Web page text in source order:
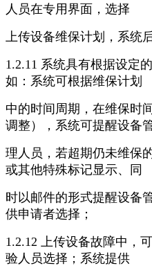
人员在专用界面，选择
上传设备维保计划，系统
1.2.11 系统具有根据设定
如：系统可根据维保计划
中的时间周期，在维保时
调整），系统可提醒设备
理人员，若超期仍未维保
或其他特殊标记显示、同
时以邮件的形式提醒设备
供申请者选择；
1.2.12 上传设备故障中，
验人员选择；系统提供